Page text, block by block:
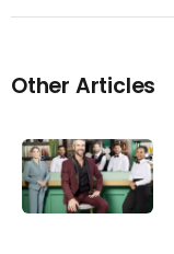
Other Articles